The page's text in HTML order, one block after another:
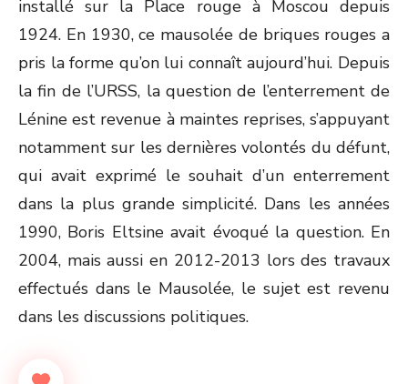
installé sur la Place rouge à Moscou depuis
1924. En 1930, ce mausolée de briques rouges a
pris la forme qu’on lui connaît aujourd’hui. Depuis
la fin de l’URSS, la question de l’enterrement de
Lénine est revenue à maintes reprises, s’appuyant
notamment sur les dernières volontés du défunt,
qui avait exprimé le souhait d’un enterrement
dans la plus grande simplicité. Dans les années
1990, Boris Eltsine avait évoqué la question. En
2004, mais aussi en 2012-2013 lors des travaux
effectués dans le Mausolée, le sujet est revenu
dans les discussions politiques.